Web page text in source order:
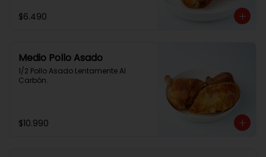
$6.490
Medio Pollo Asado
1/2 Pollo Asado Lentamente Al
Carbón.
$10.990